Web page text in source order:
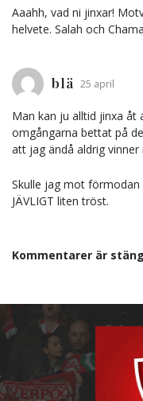
Aaahh, vad ni jinxar!
helvete. Salah och
blä 25 april
Man kan ju alltid jinxa åt
omgångarna bettat på
att jag ändå aldrig
Skulle jag mot
JÄVLIGT liten tröst.
Kommentarer är